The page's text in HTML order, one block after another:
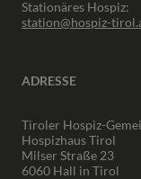
Stationäres Hospiz:
station@hospiz-
ADRESSE
Tiroler Hospiz-
Hospizhaus Tirol
Milser Straße 23
6060 Hall in Tirol